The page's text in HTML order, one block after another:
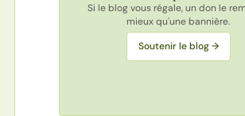
Si le blog vous régale, un don le
mieux qu'une bannière.
Soutenir le blog →